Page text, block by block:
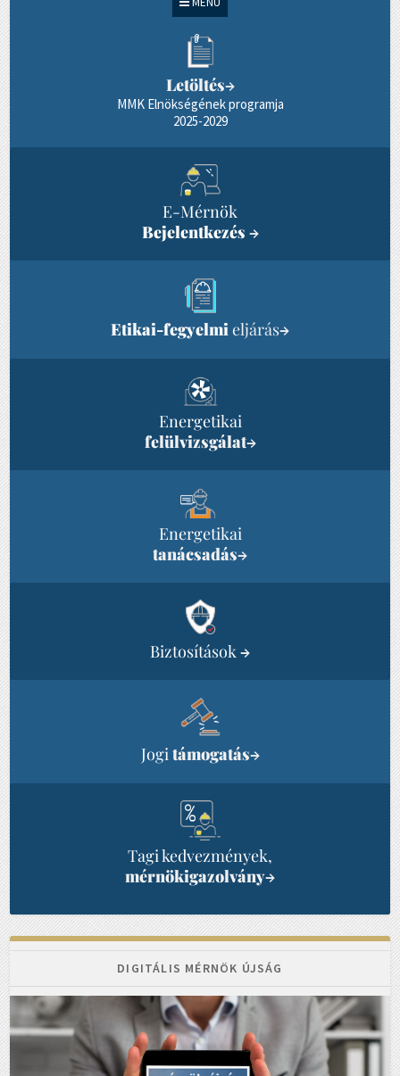
Letöltés→
MMK Elnökségének programja
2025-2029
E-Mérnök
Bejelentkezés →
Etikai-fegyelmieljárás→
Energetikai
felülvizsgálat→
Energetikai
tanácsadás→
Biztosítások→
Jogitámogatás→
Tagi kedvezmények,
mérnökigazolvány→
DIGITÁLIS MÉRNÖK ÚJSÁG